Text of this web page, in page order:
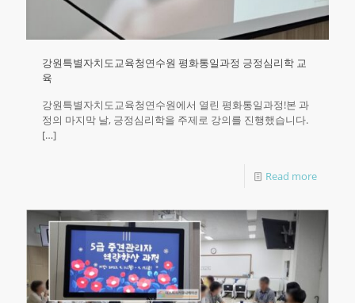
강원특별자치도교육청연수원 평화통일과정 긍정심리학 교
육
강원특별자치도교육청연수원에서 열린 평화통일과정!본 과
정의 마지막 날, 긍정심리학을 주제로 강의를 진행했습니다.
[…]
Read more